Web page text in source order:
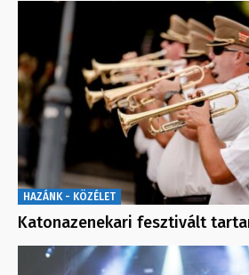
HAZÁNK - KÖZÉLET
Katonazenekari fesztivált